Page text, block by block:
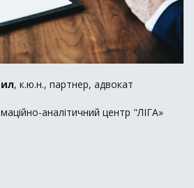
, к.ю.н., партнер, адвокат
аналітичний центр "ЛІГА»